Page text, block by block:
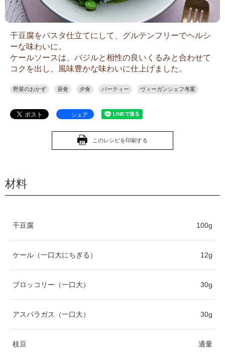
干豆腐をパスタ仕立てにして、グルテンフリーでヘルシ
ーな味わいに。
ケールソースは、バジルと相性の良いくるみと合わせて
コクを出し、風味豊かな味わいに仕上げました。
野菜のおかず 昼食 夕食 パーティー ヴィーガンシェフ考案
シェア
このレシピを印刷する
材料
干豆腐 100g
ケール（一口大にちぎる） 12g
ブロッコリー（一口大） 30g
アスパラガス（一口大） 30g
枝豆 適量